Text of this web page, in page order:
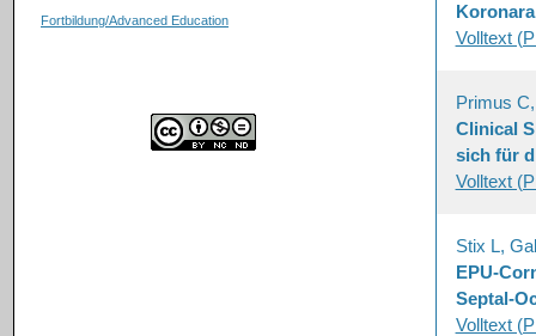
Fortbildung/Advanced Education
Volltext
Primus
Clinical
sich für
Volltext
Stix L,
EPU-
Septal-
Volltext